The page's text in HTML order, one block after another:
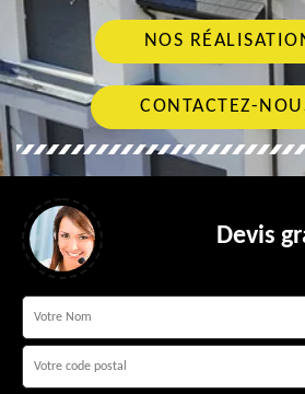
NOS
CONTACTEZ-
Devis